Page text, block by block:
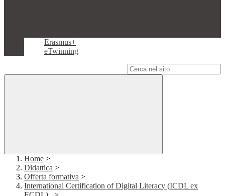
Erasmus+
eTwinning
Home >
Didattica >
Offerta formativa >
International Certification of Digital Literacy (ICDL ex